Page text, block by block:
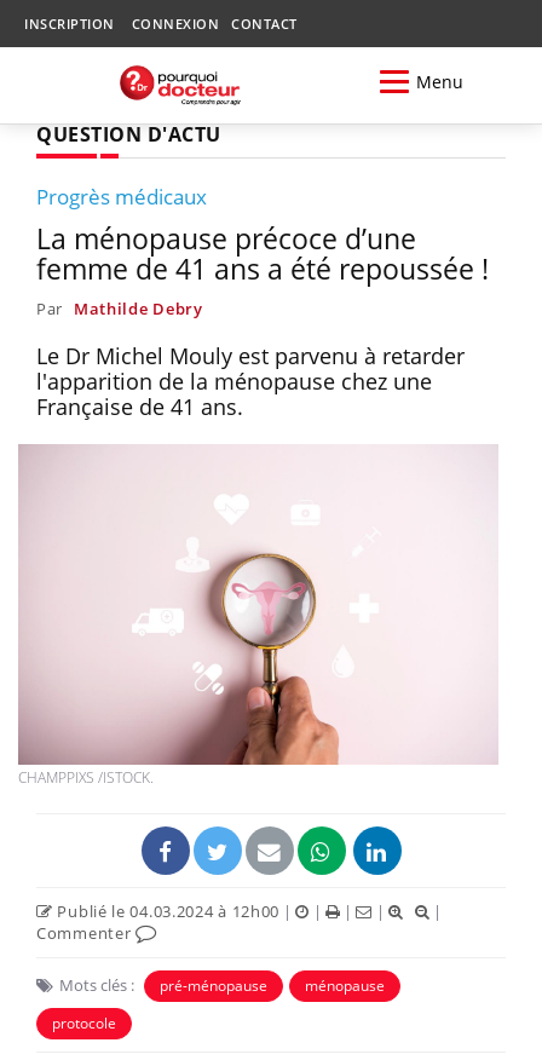
INSCRIPTION CONNEXION CONTACT
Menu
QUESTION D'ACTU
Progrès médicaux
La ménopause précoce d’une
femme de 41 ans a été repoussée !
Par Mathilde Debry
Le Dr Michel Mouly est parvenu à retarder
l'apparition de la ménopause chez une
Française de 41 ans.
CHAMPPIXS /ISTOCK.
Publié le 04.03.2024 à 12h00 | | | |
|
Commenter
Mots clés : pré-ménopause
ménopause
protocole